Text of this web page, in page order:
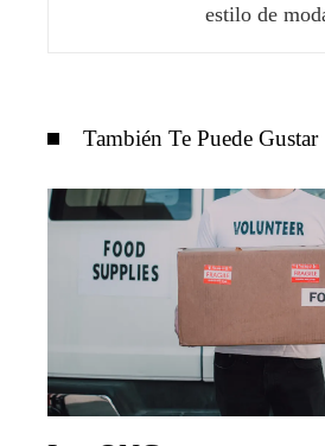
estilo de
También Te Puede Gustar